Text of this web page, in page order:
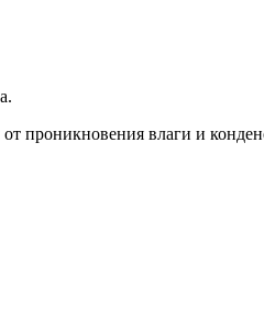
проникновения влаги и